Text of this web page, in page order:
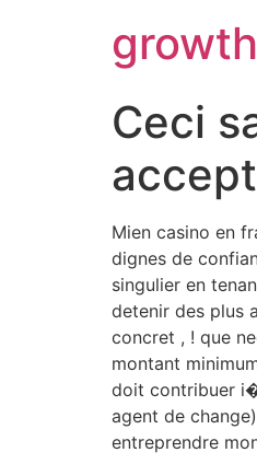
a large catalog of steroid products
ROM and Hypertrophy -
Performance Enhancement Review -
Branched-chain amino acids
Ceci
Mien casino en
dignes de
singulier en
detenir des plus
concret , ! que
montant
doit contribuer i�
agent de
entreprendre